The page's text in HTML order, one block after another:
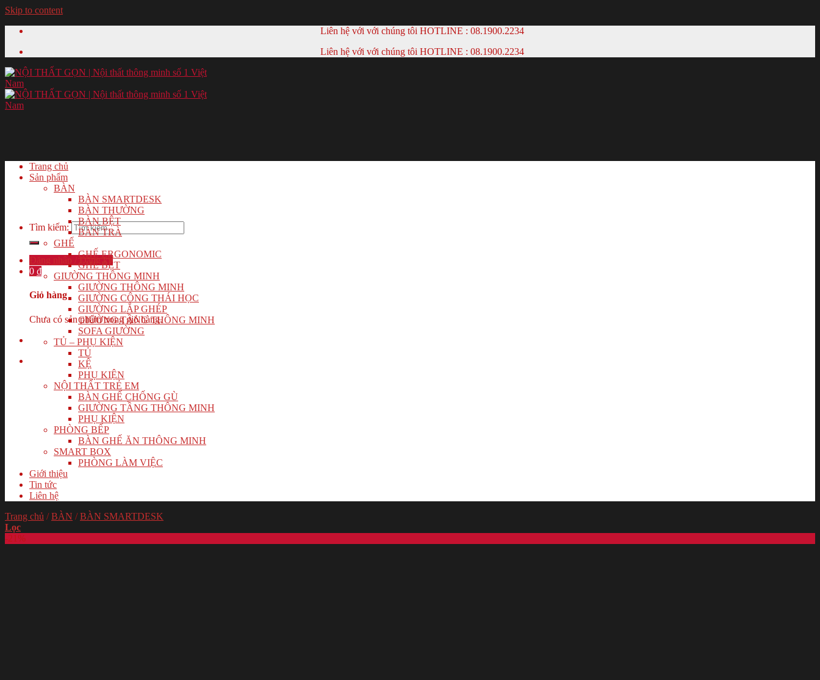
Skip to content
Liên hệ với với chúng tôi HOTLINE : 08.1900.2234
Liên hệ với với chúng tôi HOTLINE : 08.1900.2234
Tìm kiếm:
Đăng nhập / Đăng ký
0 ₫
Giỏ hàng
Chưa có sản phẩm trong giỏ hàng.
Trang chủ
Sản phẩm
BÀN
BÀN SMARTDESK
BÀN THƯỜNG
BÀN BỆT
BÀN TRÀ
GHẾ
GHẾ ERGONOMIC
GHẾ BỆT
GIƯỜNG THÔNG MINH
GIƯỜNG THÔNG MINH
GIƯỜNG CÔNG THÁI HỌC
GIƯỜNG LẮP GHÉP
GIƯỜNG TẦNG THÔNG MINH
SOFA GIƯỜNG
TỦ – PHỤ KIỆN
TỦ
KỆ
PHỤ KIỆN
NỘI THẤT TRẺ EM
BÀN GHẾ CHỐNG GÙ
GIƯỜNG TẦNG THÔNG MINH
PHỤ KIỆN
PHÒNG BẾP
BÀN GHẾ ĂN THÔNG MINH
SMART BOX
PHÒNG LÀM VIỆC
Giới thiệu
Tin tức
Liên hệ
Trang chủ / BÀN / BÀN SMARTDESK
Lọc
-21%